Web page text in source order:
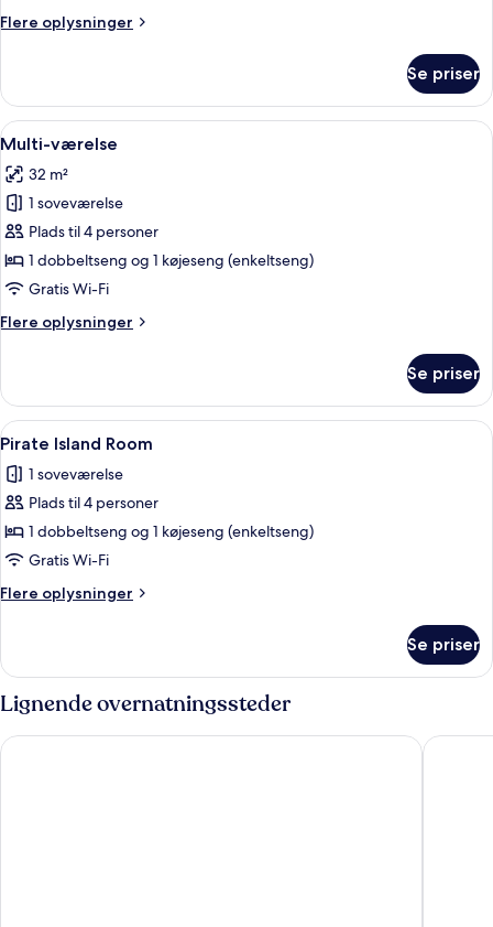
Flere oplysninger
Flere
Movie-
værelse
Se priser
Indlæs
alle
billeder
af
Multi-
værelse
Et soveværelse med en stor seng,
5
Multi-værelse
32 m²
1 soveværelse
Plads til 4 personer
1 dobbeltseng og 1 køjeseng (enkeltseng)
Gratis Wi-Fi
Flere oplysninger
Flere
værelse
Se priser
Indlæs
alle
billeder
af
Pirate
Island
Room
Et soveværelse med køjeseng,
3
Pirate Island Room
1 soveværelse
Plads til 4 personer
1 dobbeltseng og 1 køjeseng (enkeltseng)
Gratis Wi-Fi
Flere oplysninger
Flere
Island
Se priser
Lignende overnatningssteder
The Lodge Billund Hotel